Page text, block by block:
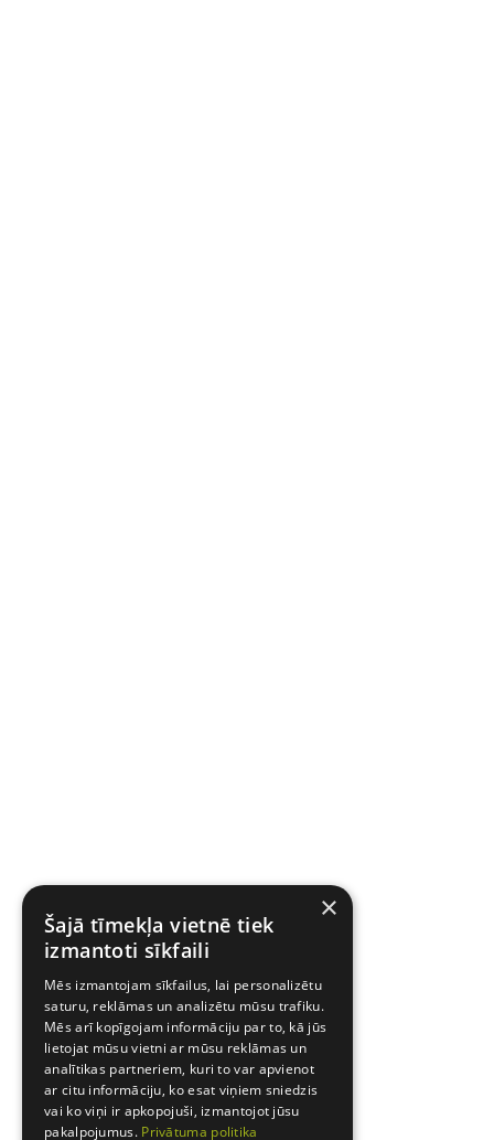
×
Šajā tīmekļa vietnē tiek
izmantoti sīkfaili
Mēs izmantojam sīkfailus, lai personalizētu
saturu, reklāmas un analizētu mūsu trafiku.
Mēs arī kopīgojam informāciju par to, kā jūs
lietojat mūsu vietni ar mūsu reklāmas un
analītikas partneriem, kuri to var apvienot
ar citu informāciju, ko esat viņiem sniedzis
vai ko viņi ir apkopojuši, izmantojot jūsu
pakalpojumus. Privātuma politika